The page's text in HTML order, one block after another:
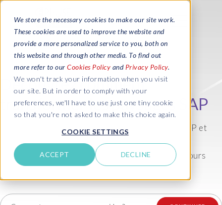
We store the necessary cookies to make our site work.
These cookies are used to improve the website and
provide a more personalized service to you, both on
this website and through other media. To find out
more refer to our Cookies Policy and Privacy Policy.
We won't track your information when you visit
our site. But in order to comply with your
preferences, we'll have to use just one tiny cookie
so that you're not asked to make this choice again.
COOKIE SETTINGS
ACCEPT DECLINE
Découvrez comment
transformer les paysages SAP
Ensemble, nous transformerons votre paysage SAP et
vous aiderons à résoudre vos défis d'entreprise.
Collaborons ensemble tout au long de votre parcours